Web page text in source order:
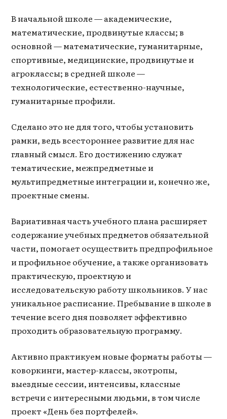
В начальной школе — академические,
математические, продвинутые классы; в
основной — математические, гуманитарные,
спортивные, медицинские, продвинутые и
агроклассы; в средней школе —
технологические, естественно-научные,
гуманитарные профили.
Сделано это не для того, чтобы установить
рамки, ведь всестороннее развитие для нас
главный смысл. Его достижению служат
тематические, межпредметные и
мультипредметные интеграции и, конечно же,
проектные смены.
Вариативная часть учебного плана расширяет
содержание учебных предметов обязательной
части, помогает осуществить предпрофильное
и профильное обучение, а также организовать
практическую, проектную и
исследовательскую работу школьников. У нас
уникальное расписание. Пребывание в школе в
течение всего дня позволяет эффективно
проходить образовательную программу.
Активно практикуем новые форматы работы —
коворкинги, мастер-классы, экотропы,
выездные сессии, интенсивы, классные
встречи с интересными людьми, в том числе
проект «День без портфелей».